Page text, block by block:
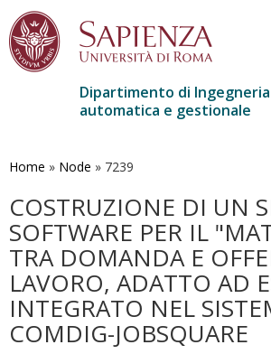
contenuto
Dipartimento di
automatica e gestionale
Home » Node » 7239
COSTRUZIONE DI UN
SOFTWARE PER IL
TRA DOMANDA E
LAVORO, ADATTO AD
INTEGRATO NEL
COMDIG-JOBSQUARE